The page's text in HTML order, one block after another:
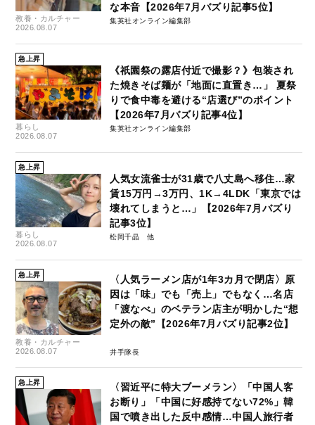
教養・カルチャー
2026.08.07
な本音【2026年7月バズり記事5位】
集英社オンライン編集部
急上昇
暮らし
2026.08.07
《祇園祭の露店付近で撮影？》包装され
た焼きそば麺が「地面に直置き…」 夏祭
りで食中毒を避ける“店選び”のポイント
【2026年7月バズり記事4位】
集英社オンライン編集部
急上昇
暮らし
2026.08.07
人気女流雀士が31歳で八丈島へ移住…家
賃15万円→3万円、1K→4LDK「東京では
壊れてしまうと…」【2026年7月バズり
記事3位】
松岡千晶
急上昇
教養・カルチャー
2026.08.07
〈人気ラーメン店が1年3カ月で閉店〉原
因は「味」でも「売上」でもなく…名店
「渡なべ」のベテラン店主が明かした“想
定外の敵”【2026年7月バズり記事2位】
井手隊長
急上昇
〈習近平に特大ブーメラン〉「中国人客
お断り」「中国に好感持てない72%」韓
国で噴き出した反中感情…中国人旅行者